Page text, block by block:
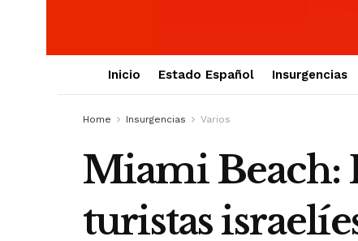
Inicio Estado Español Insurgencias
Home Insurgencias Varios
Miami Beach:
turistas